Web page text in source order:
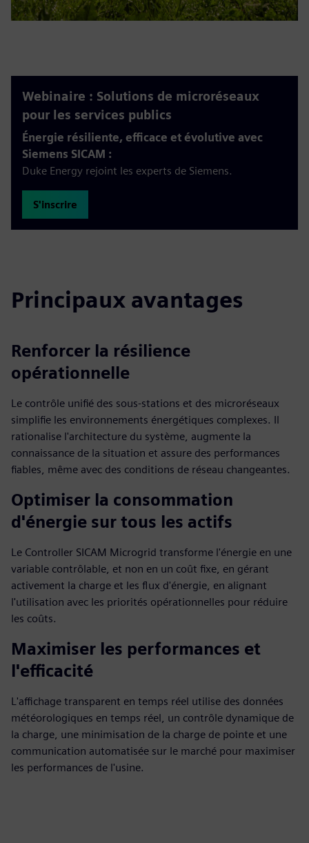
Webinaire : Solutions de microréseaux
pour les services publics
Énergie résiliente, efficace et évolutive avec
Siemens SICAM :
Duke Energy rejoint les experts de Siemens.
S'inscrire
Principaux avantages
Renforcer la résilience
opérationnelle
Le contrôle unifié des sous-stations et des microréseaux
simplifie les environnements énergétiques complexes. Il
rationalise l'architecture du système, augmente la
connaissance de la situation et assure des performances
fiables, même avec des conditions de réseau changeantes.
Optimiser la consommation
d'énergie sur tous les actifs
Le Controller SICAM Microgrid transforme l'énergie en une
variable contrôlable, et non en un coût fixe, en gérant
activement la charge et les flux d'énergie, en alignant
l'utilisation avec les priorités opérationnelles pour réduire
les coûts.
Maximiser les performances et
l'efficacité
L'affichage transparent en temps réel utilise des données
météorologiques en temps réel, un contrôle dynamique de
la charge, une minimisation de la charge de pointe et une
communication automatisée sur le marché pour maximiser
les performances de l'usine.